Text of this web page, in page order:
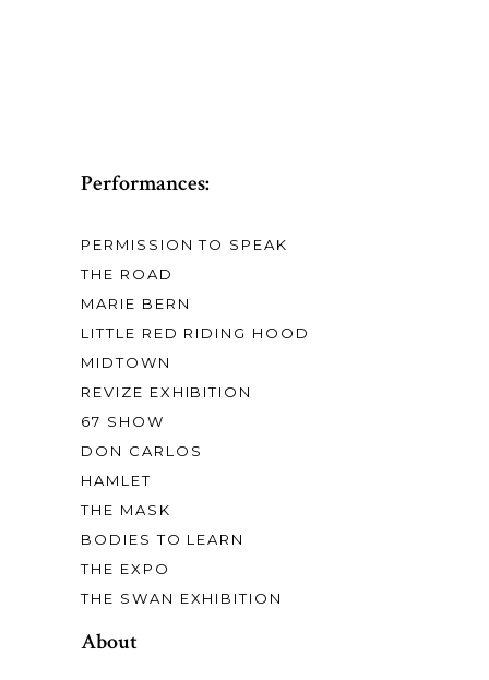
Performances:
PERMISSION TO SPEAK
THE ROAD
MARIE BERN
LITTLE RED RIDING HOOD
MIDTOWN
REVIZE EXHIBITION
67 SHOW
DON CARLOS
HAMLET
THE MASK
BODIES TO LEARN
THE EXPO
THE SWAN EXHIBITION
About